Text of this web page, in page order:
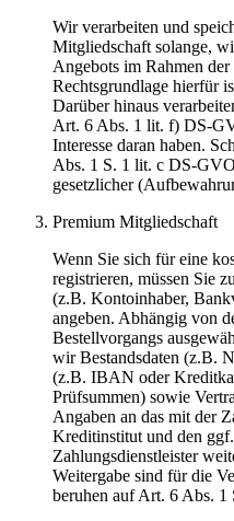
Wir verarbeiten und
Mitgliedschaft solange,
Angebots im Rahmen
Rechtsgrundlage hierfür
Darüber hinaus
Art. 6 Abs. 1 lit. f) DS-
Interesse daran haben.
Abs. 1 S. 1 lit. c DS-
gesetzlicher
Premium Mitgliedschaft
Wenn Sie sich für eine
registrieren, müssen Sie
(z.B. Kontoinhaber,
angeben. Abhängig von
Bestellvorgangs
wir Bestandsdaten (z.B.
(z.B. IBAN oder
Prüfsummen) sowie
Angaben an das mit der
Kreditinstitut und den
Zahlungsdienstleister
Weitergabe sind für die
beruhen auf Art. 6 Abs.